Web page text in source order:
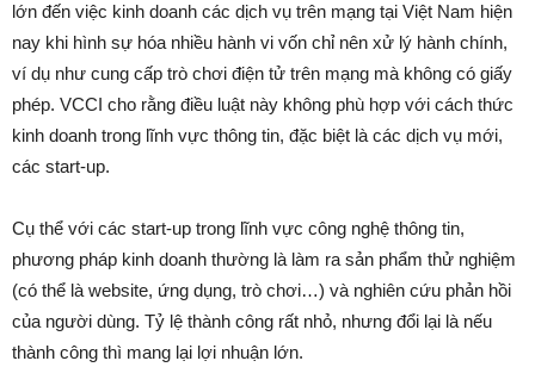
lớn đến việc kinh doanh các dịch vụ trên mạng tại Việt Nam hiện
nay khi hình sự hóa nhiều hành vi vốn chỉ nên xử lý hành chính,
ví dụ như cung cấp trò chơi điện tử trên mạng mà không có giấy
phép. VCCI cho rằng điều luật này không phù hợp với cách thức
kinh doanh trong lĩnh vực thông tin, đặc biệt là các dịch vụ mới,
các start-up.
Cụ thể với các start-up trong lĩnh vực công nghệ thông tin,
phương pháp kinh doanh thường là làm ra sản phẩm thử nghiệm
(có thể là website, ứng dụng, trò chơi…) và nghiên cứu phản hồi
của người dùng. Tỷ lệ thành công rất nhỏ, nhưng đổi lại là nếu
thành công thì mang lại lợi nhuận lớn.